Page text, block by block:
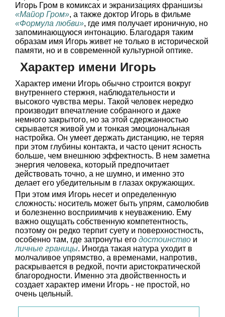
Игорь Гром в комиксах и экранизациях франшизы
«Майор Гром», а также доктор Игорь в фильме
«Формула любви», где имя получает ироничную, но
запоминающуюся интонацию. Благодаря таким
образам имя Игорь живет не только в исторической
памяти, но и в современной культурной оптике.
Характер имени Игорь
Характер имени Игорь обычно строится вокруг
внутреннего стержня, наблюдательности и
высокого чувства меры. Такой человек нередко
производит впечатление собранного и даже
немного закрытого, но за этой сдержанностью
скрывается живой ум и тонкая эмоциональная
настройка. Он умеет держать дистанцию, не теряя
при этом глубины контакта, и часто ценит ясность
больше, чем внешнюю эффектность. В нем заметна
энергия человека, который предпочитает
действовать точно, а не шумно, и именно это
делает его убедительным в глазах окружающих.
При этом имя Игорь несет и определенную
сложность: носитель может быть упрям, самолюбив
и болезненно восприимчив к неуважению. Ему
важно ощущать собственную компетентность,
поэтому он редко терпит суету и поверхностность,
особенно там, где затронуты его достоинство и
личные границы. Иногда такая натура уходит в
молчаливое упрямство, а временами, напротив,
раскрывается в редкой, почти аристократической
благородности. Именно эта двойственность и
создает характер имени Игорь - не простой, но
очень цельный.